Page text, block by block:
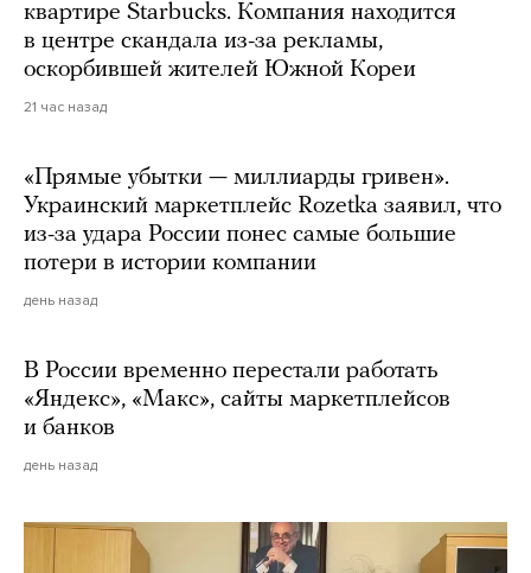
квартире Starbucks. Компания находится
в центре скандала из-за рекламы,
оскорбившей жителей Южной Кореи
21 час назад
«Прямые убытки — миллиарды гривен».
Украинский маркетплейс Rozetka заявил, что
из-за удара России понес самые большие
потери в истории компании
день назад
В России временно перестали работать
«Яндекс», «Макс», сайты маркетплейсов
и банков
день назад